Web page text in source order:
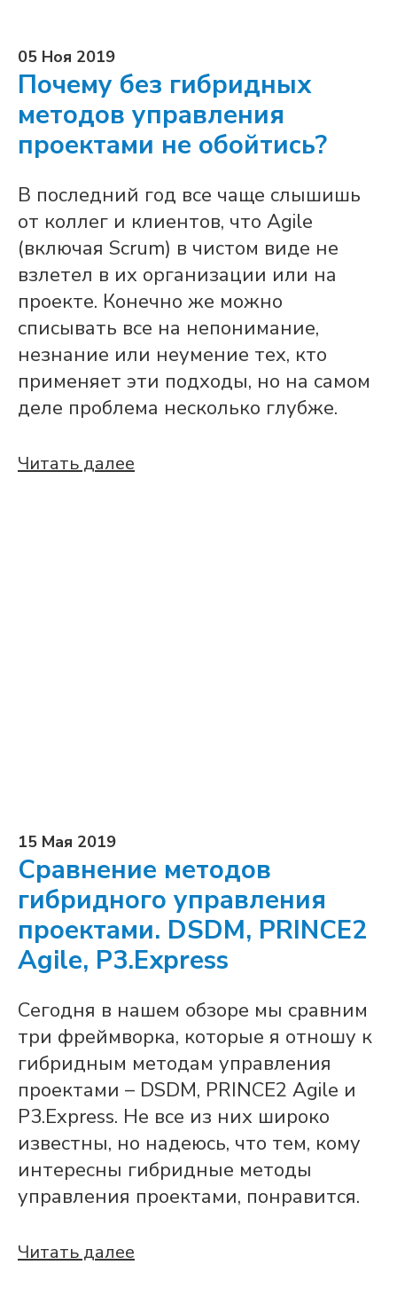
05 Ноя 2019
Почему без гибридных
методов управления
проектами не обойтись?
В последний год все чаще слышишь
от коллег и клиентов, что Agile
(включая Scrum) в чистом виде не
взлетел в их организации или на
проекте. Конечно же можно
списывать все на непонимание,
незнание или неумение тех, кто
применяет эти подходы, но на самом
деле проблема несколько глубже.
Читать далее
15 Мая 2019
Сравнение методов
гибридного управления
проектами. DSDM, PRINCE2
Agile, P3.Express
Сегодня в нашем обзоре мы сравним
три фреймворка, которые я отношу к
гибридным методам управления
проектами – DSDM, PRINCE2 Agile и
P3.Express. Не все из них широко
известны, но надеюсь, что тем, кому
интересны гибридные методы
управления проектами, понравится.
Читать далее